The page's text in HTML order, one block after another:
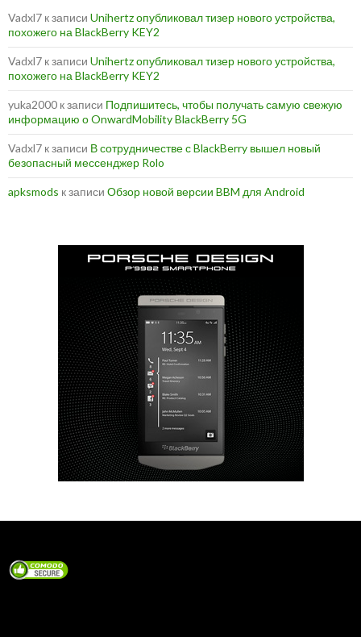
Vadxl7 к записи Unihertz опубликовал тизер нового устройства,
похожего на BlackBerry KEY2
Vadxl7 к записи Unihertz опубликовал тизер нового устройства,
похожего на BlackBerry KEY2
yuka2000 к записи Подпишитесь, чтобы получать самую свежую
информацию о OnwardMobility BlackBerry 5G
Vadxl7 к записи В сотрудничестве с BlackBerry вышел новый
безопасный мессенджер Rolo
apksmods к записи Обзор новой версии BBM для Android